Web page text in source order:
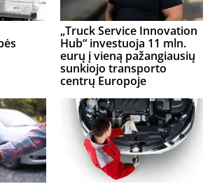
„Truck Service Innovation
Hub“ investuoja 11 mln.
eurų į vieną pažangiausių
sunkiojo transporto
centrų Europoje